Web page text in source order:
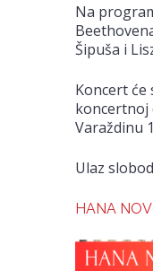
Na
Šipuša i
Koncert će
koncertnoj
Varaždinu
Ulaz
HANA